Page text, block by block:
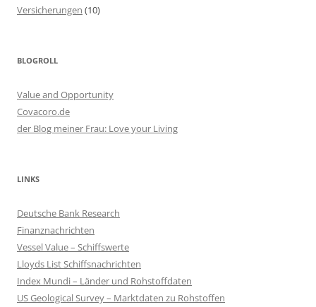
Versicherungen (10)
BLOGROLL
Value and Opportunity
Covacoro.de
der Blog meiner Frau: Love your Living
LINKS
Deutsche Bank Research
Finanznachrichten
Vessel Value – Schiffswerte
Lloyds List Schiffsnachrichten
Index Mundi – Länder und Rohstoffdaten
US Geological Survey – Marktdaten zu Rohstoffen